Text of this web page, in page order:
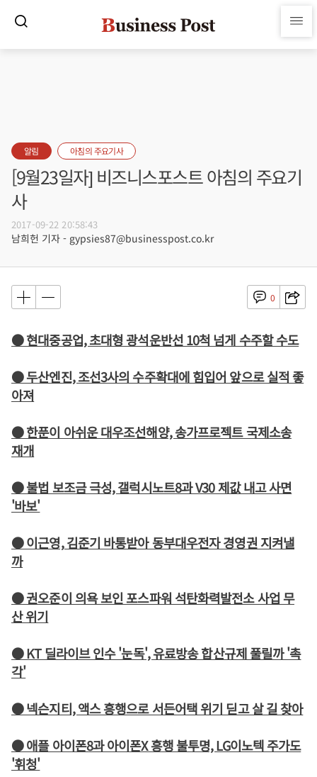
알림 아침의 주요기사
[9월23일자] 비즈니스포스트 아침의 주요기
사
2017-09-22 20:58:43
남희헌 기자 - gypsies87@businesspost.co.kr
0
● 현대중공업, 초대형 광석운반선 10척 넘게 수주할 수도
● 두산엔진, 조선3사의 수주확대에 힘입어 앞으로 실적 좋
아져
● 한푼이 아쉬운 대우조선해양, 송가프로젝트 국제소송
재개
● 불법 보조금 극성, 갤럭시노트8과 V30 제값 내고 사면
'바보'
● 이근영, 김준기 바통받아 동부대우전자 경영권 지켜낼
까
● 권오준이 의욕 보인 포스파워 석탄화력발전소 사업 무
산 위기
● KT 딜라이브 인수 '눈독', 유료방송 합산규제 풀릴까 '촉
각'
● 넥슨지티, 액스 흥행으로 서든어택 위기 딛고 살 길 찾아
● 애플 아이폰8과 아이폰X 흥행 불투명, LG이노텍 주가도
'휘청'